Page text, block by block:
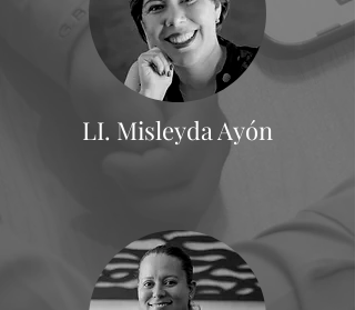
LI. Misleyda Ayón